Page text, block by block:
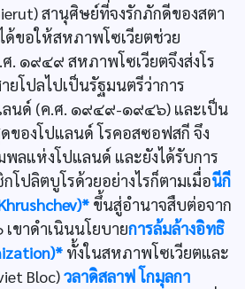
สานุศิษย์ที่จงรักภักดีของสตา
ด้ขอให้สหภาพโซเวียตช่วย
. ๑๙๔๙ สหภาพโซเวียตจึงส่งโร
โปลไปเป็นรัฐมนตรีว่าการ
ลนด์ (ค.ศ. ๑๙๔๙-๑๙๔๖) และเป็น
ของโปแลนด์ โรคอสซอฟสกี จึง
ลแห่งโปแลนด์ และยังได้รับการ
ปลิตบูโรด้วยอย่างไรก็ตามเมื่อนีกี
ขึ้นสู่อำนาจสืบต่อจาก
ขาดำเนินนโยบายการล้มล้างอิทธิ
ทั้งในสหภาพโซเวียตและ
Bloc)วลาดิสลาฟ โกมุลกา